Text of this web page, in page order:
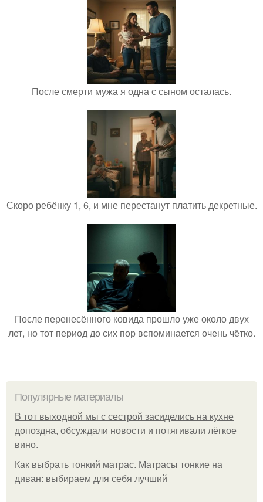
После смерти мужа я одна с сыном осталась.
Скоро ребёнку 1, 6, и мне перестанут платить декретные.
После перенесённого ковида прошло уже около двух
лет, но тот период до сих пор вспоминается очень чётко.
Популярные материалы
В тот выходной мы с сестрой засиделись на кухне
допоздна, обсуждали новости и потягивали лёгкое
вино.
Как выбрать тонкий матрас. Матрасы тонкие на
диван: выбираем для себя лучший